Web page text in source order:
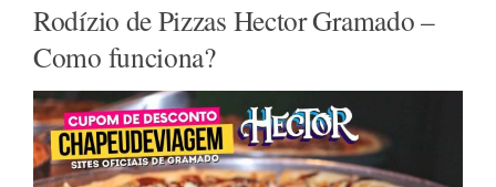
Rodízio de Pizzas Hector Gramado –
Como funciona?